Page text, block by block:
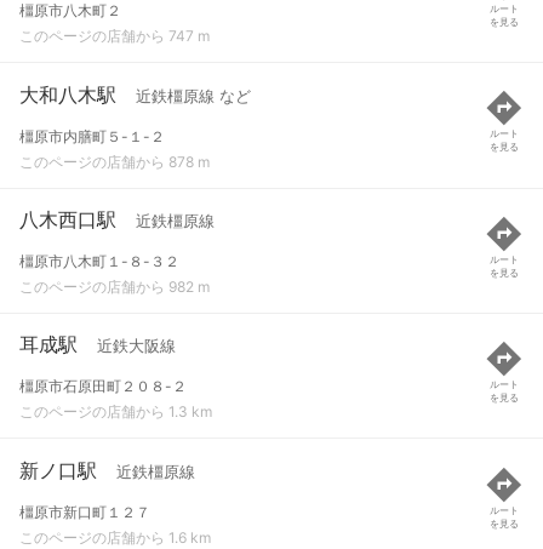
橿原市八木町２
このページの店舗から 747 m
ルート
を見る
大和八木駅 近鉄橿原線 など
橿原市内膳町５-１-２
このページの店舗から 878 m
ルート
を見る
八木西口駅 近鉄橿原線
橿原市八木町１-８-３２
このページの店舗から 982 m
ルート
を見る
耳成駅 近鉄大阪線
橿原市石原田町２０８-２
このページの店舗から 1.3 km
ルート
を見る
新ノ口駅 近鉄橿原線
橿原市新口町１２７
このページの店舗から 1.6 km
ルート
を見る